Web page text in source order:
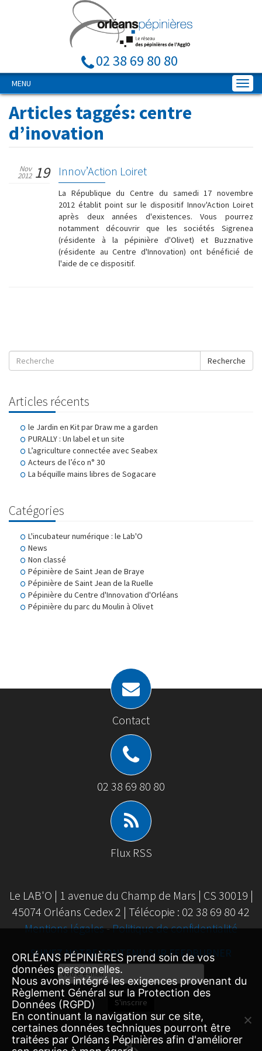
02 38 69 80 80
MENU
Articles taggés: centre
d’inovation
Innov’Action Loiret
Nov
2012 19
La République du Centre du samedi 17 novembre
2012 établit point sur le dispositif Innov'Action Loiret
après deux années d'existences. Vous pourrez
notamment découvrir que les sociétés Sigrenea
(résidente à la pépinière d'Olivet) et Buzznative
(résidente au Centre d'Innovation) ont bénéficié de
l'aide de ce dispositif.
Recherche
Articles récents
le Jardin en Kit par Draw me a garden
PURALLY : Un label et un site
L’agriculture connectée avec Seabex
Acteurs de l’éco n° 30
La béquille mains libres de Sogacare
Catégories
L'incubateur numérique : le Lab'O
News
Non classé
Pépinière de Saint Jean de Braye
Pépinière de Saint Jean de la Ruelle
Pépinière du Centre d'Innovation d'Orléans
Pépinière du parc du Moulin à Olivet
Contact
02 38 69 80 80
Flux RSS
Le LAB'O | 1 avenue du Champ de Mars | CS 30019 |
45074 Orléans Cedex 2 | Télécopie : 02 38 69 80 42
Mentions légales-Politique de confidentialité
SUIVEZ NOTRE CONTENU SUR FEEDBURNER
Email
Subscription
S'inscrire
ORLÉANS PÉPINIÈRES prend soin de vos
données personnelles.
Nous avons intégré les exigences provenant du
Règlement Général sur la Protection des
Données (RGPD)
En continuant la navigation sur ce site,
certaines données techniques pourront être
traitées par Orléans Pépinières afin d'améliorer